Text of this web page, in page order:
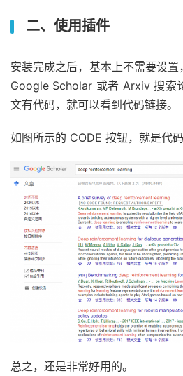
二、使用插件
安装完成之后，基本上不需要设
Google Scholar 或者 Arxiv 搜索
文有代码，就可以看到代码链接。
如图所示的 CODE 按钮，就是代码
总之，还是非常好用的。